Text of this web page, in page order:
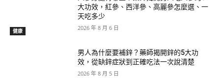
健康
大功效，紅參、西洋參、高麗參怎麼選、一
天吃多少
2026 年 8 月 6 日
男人為什麼要補鋅？藥師揭開鋅的5大功
效，從缺鋅症狀到正確吃法一次說清楚
2026 年 8 月 5 日